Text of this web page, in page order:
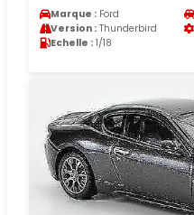
Marque : Ford
Version : Thunderbird
Echelle : 1/18